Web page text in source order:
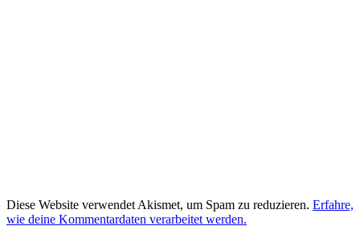
Diese Website verwendet Akismet, um Spam zu reduzieren. Erfahre,
wie deine Kommentardaten verarbeitet werden.